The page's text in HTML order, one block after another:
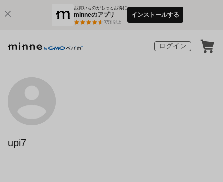
お買いものがもっとお得に
minneのアプリ
3万件以上
インストールする
ログイン
upi7